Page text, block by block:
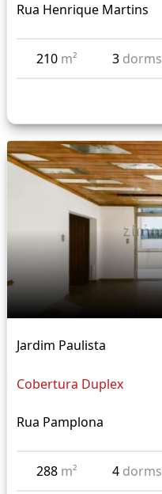
Rua Henrique Martins
210 m² 3 dorms
Jardim Paulista
Cobertura Duplex
Rua Pamplona
288 m² 4 dorms